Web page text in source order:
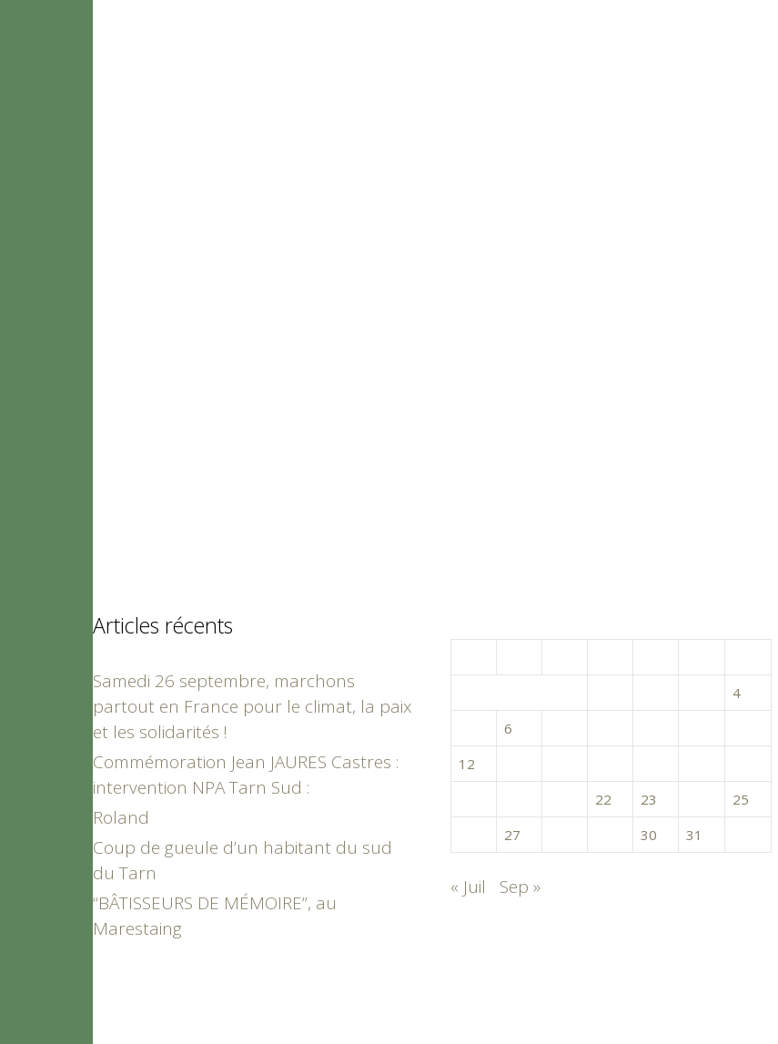
Articles récents
Samedi 26 septembre, marchons
partout en France pour le climat, la paix
et les solidarités !
Commémoration Jean JAURES Castres :
intervention NPA Tarn Sud :
Roland
Coup de gueule d’un habitant du sud
du Tarn
“BÂTISSEURS DE MÉMOIRE”, au
Marestaing
4
6
12
22 23
25
27 30 31
« Juil Sep »